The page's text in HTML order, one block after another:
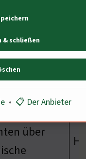
ethische
Patienten
über
schließen
• 📋 Der Anbieter